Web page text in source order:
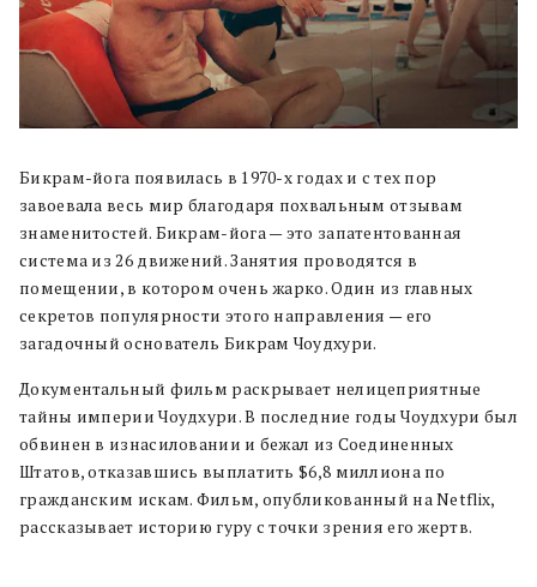
Бикрам-йога появилась в 1970-х годах и с тех пор
завоевала весь мир благодаря похвальным отзывам
знаменитостей. Бикрам-йога — это запатентованная
система из 26 движений. Занятия проводятся в
помещении, в котором очень жарко. Один из главных
секретов популярности этого направления — его
загадочный основатель Бикрам Чоудхури.
Документальный фильм раскрывает нелицеприятные
тайны империи Чоудхури. В последние годы Чоудхури был
обвинен в изнасиловании и бежал из Соединенных
Штатов, отказавшись выплатить $6,8 миллиона по
гражданским искам. Фильм, опубликованный на Netflix,
рассказывает историю гуру с точки зрения его жертв.